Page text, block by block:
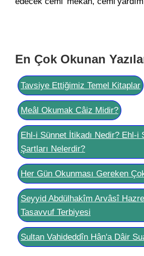
En Çok Okunan
Tavsiye Ettiğimiz Temel Kitaplar
Meâl Okumak Câiz Midir?
Ehl-i Sünnet İtikadı Nedir? Ehl-i
Şartları Nelerdir?
Her Gün Okunması Gereken
Seyyid Abdülhakîm Arvâsî
Tasavvuf Terbiyesi
Sultan Vahideddîn Hân'a Dâir